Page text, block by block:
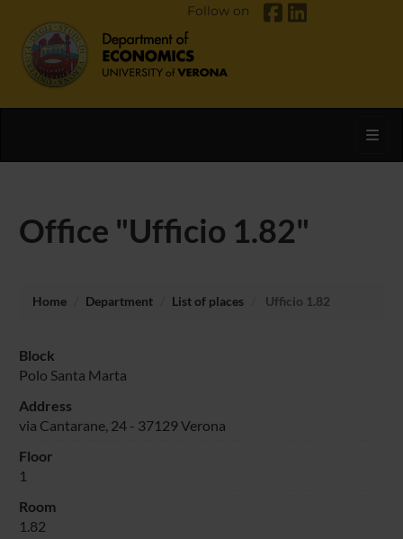
Follow on
Office "Ufficio 1.82"
Home Department List of places Ufficio 1.82
Block
Polo Santa Marta
Address
via Cantarane, 24 - 37129 Verona
Floor
1
Room
1.82